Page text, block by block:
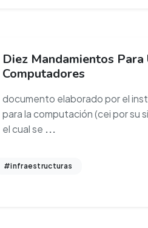
Diez Mandamientos Para
Computadores
documento elaborado por el
para la computación (cei por su
el cual se ...
#infraestructuras